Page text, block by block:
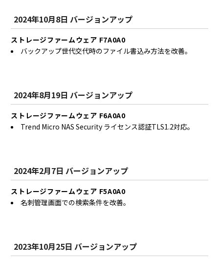
2024年10月8日 バージョンアップ
ストレージファームウェア F7A0A0
バックアップ世代交代時のファイル書込み方法を改善。
2024年8月19日 バージョンアップ
ストレージファームウェア F6A0A0
Trend Micro NAS Security ライセンス認証TLS1.2対応。
2024年2月7日 バージョンアップ
ストレージファームウェア F5A0A0
名刺管理画面での検索条件を改善。
2023年10月25日 バージョンアップ